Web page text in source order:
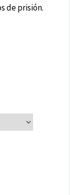
de prisión.